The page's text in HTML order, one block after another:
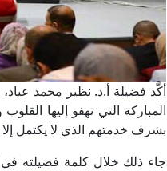
أكَّد فضيلة أ.د. نظير محمد
المباركة التي تهفو إليها
بشرف خدمتهم الذي لا يكتمل